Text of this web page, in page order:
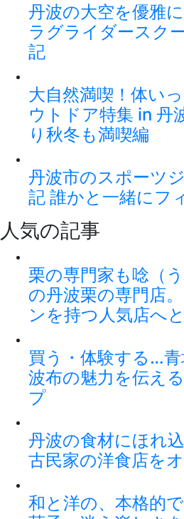
丹波の大空を優雅
ラグライダースク
記
大自然満喫！体い
ウトドア特集 in 丹
り秋冬も満喫編
丹波市のスポーツ
記 誰かと一緒にフ
人気の記事
栗の専門家も唸（
の丹波栗の専門店
ンを持つ人気店へ
買う・体験する…
波布の魅力を伝え
プ
丹波の食材にほれ
古民家の洋食店を
和と洋の、本格的